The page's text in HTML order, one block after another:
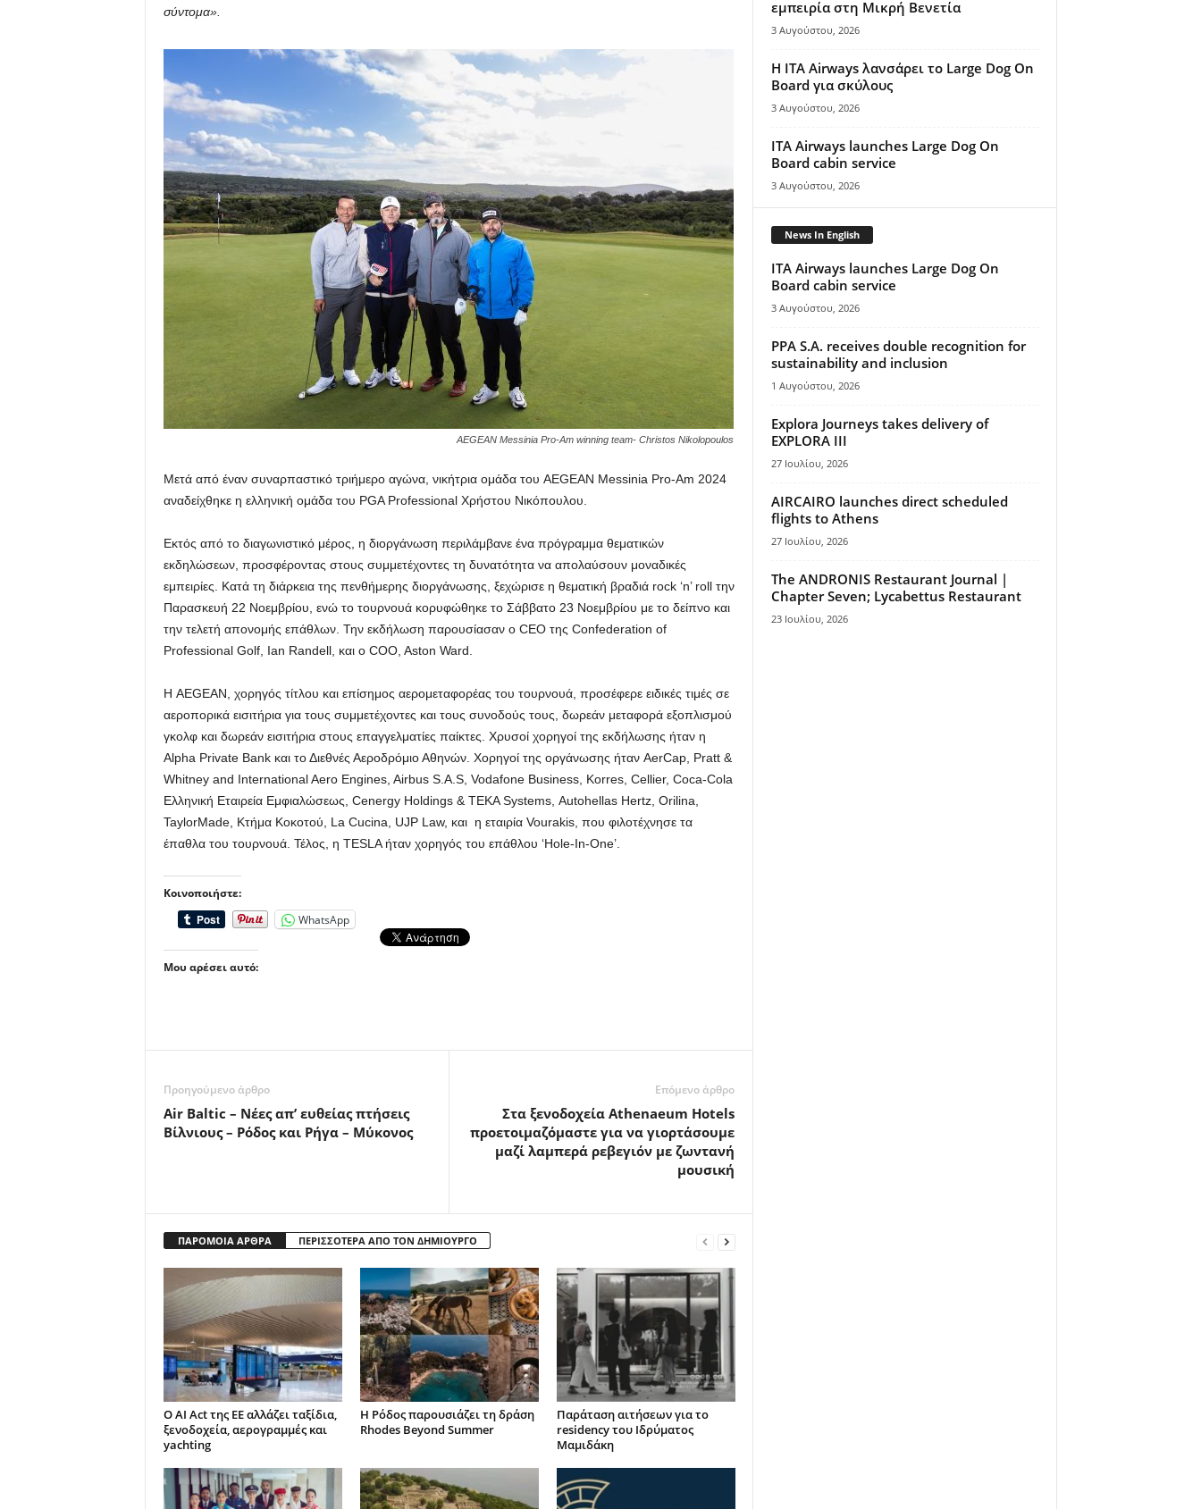
σύντομα».
AEGEAN Messinia Pro-Am winning team- Christos Nikolopoulos
Μετά από έναν συναρπαστικό τριήμερο αγώνα, νικήτρια ομάδα του AEGEAN Messinia Pro-Am 2024
αναδείχθηκε η ελληνική ομάδα του PGA Professional Χρήστου Νικόπουλου.
Εκτός από το διαγωνιστικό μέρος, η διοργάνωση περιλάμβανε ένα πρόγραμμα θεματικών
εκδηλώσεων, προσφέροντας στους συμμετέχοντες τη δυνατότητα να απολαύσουν μοναδικές
εμπειρίες. Κατά τη διάρκεια της πενθήμερης διοργάνωσης, ξεχώρισε η θεματική βραδιά rock ‘n’ roll την
Παρασκευή 22 Νοεμβρίου, ενώ το τουρνουά κορυφώθηκε το Σάββατο 23 Νοεμβρίου με το δείπνο και
την τελετή απονομής επάθλων. Την εκδήλωση παρουσίασαν ο CEO της Confederation of
Professional Golf, Ian Randell, και ο COO, Aston Ward.
Η AEGEAN, χορηγός τίτλου και επίσημος αερομεταφορέας του τουρνουά, προσέφερε ειδικές τιμές σε
αεροπορικά εισιτήρια για τους συμμετέχοντες και τους συνοδούς τους, δωρεάν μεταφορά εξοπλισμού
γκολφ και δωρεάν εισιτήρια στους επαγγελματίες παίκτες. Χρυσοί χορηγοί της εκδήλωσης ήταν η
Alpha Private Bank και το Διεθνές Αεροδρόμιο Αθηνών. Χορηγοί της οργάνωσης ήταν AerCap, Pratt &
Whitney and International Aero Engines, Airbus S.A.S, Vodafone Business, Korres, Cellier, Coca-Cola
Ελληνική Εταιρεία Εμφιαλώσεως, Cenergy Holdings & TEKA Systems, Autohellas Hertz, Orilina,
TaylorMade, Κτήμα Κοκοτού, La Cucina, UJP Law, και η εταιρία Vourakis, που φιλοτέχνησε τα
έπαθλα του τουρνουά. Τέλος, η TESLA ήταν χορηγός του επάθλου ‘Hole-In-One’.
Κοινοποιήστε:
WhatsApp
Μου αρέσει αυτό:
Προηγούμενο άρθρο
Air Baltic – Νέες απ’ ευθείας πτήσεις
Βίλνιους – Ρόδος και Ρήγα – Μύκονος
Επόμενο άρθρο
Στα ξενοδοχεία Athenaeum Hotels
προετοιμαζόμαστε για να γιορτάσουμε
μαζί λαμπερά ρεβεγιόν με ζωντανή
μουσική
ΠΑΡΟΜΟΙΑ ΑΡΘΡΑ ΠΕΡΙΣΣΟΤΕΡΑ ΑΠΟ ΤΟΝ ΔΗΜΙΟΥΡΓΟ
Ο AI Act της ΕΕ αλλάζει ταξίδια,
ξενοδοχεία, αερογραμμές και
yachting
Η Ρόδος παρουσιάζει τη δράση
Rhodes Beyond Summer
Παράταση αιτήσεων για το
residency του Ιδρύματος
Μαμιδάκη
εμπειρία στη Μικρή Βενετία
3 Αυγούστου, 2026
Η ITA Airways λανσάρει το Large Dog On
Board για σκύλους
3 Αυγούστου, 2026
ITA Airways launches Large Dog On
Board cabin service
3 Αυγούστου, 2026
News In English
ITA Airways launches Large Dog On
Board cabin service
3 Αυγούστου, 2026
PPA S.A. receives double recognition for
sustainability and inclusion
1 Αυγούστου, 2026
Explora Journeys takes delivery of
EXPLORA III
27 Ιουλίου, 2026
AIRCAIRO launches direct scheduled
flights to Athens
27 Ιουλίου, 2026
The ANDRONIS Restaurant Journal |
Chapter Seven; Lycabettus Restaurant
23 Ιουλίου, 2026